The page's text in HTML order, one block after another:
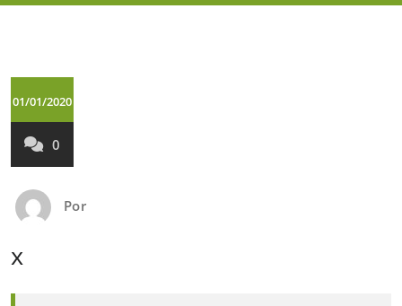
01/01/2020
0
Por
x